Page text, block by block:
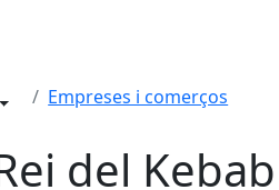
Empreses i comerços
del Kebab